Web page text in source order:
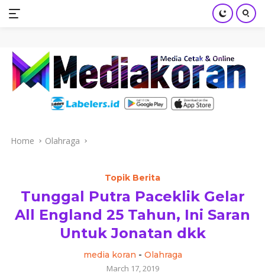
Skip
content
Home Olahraga
Topik Berita
Tunggal Putra Paceklik Gelar
All England 25 Tahun, Ini Saran
Untuk Jonatan dkk
media koran - Olahraga
March 17, 2019